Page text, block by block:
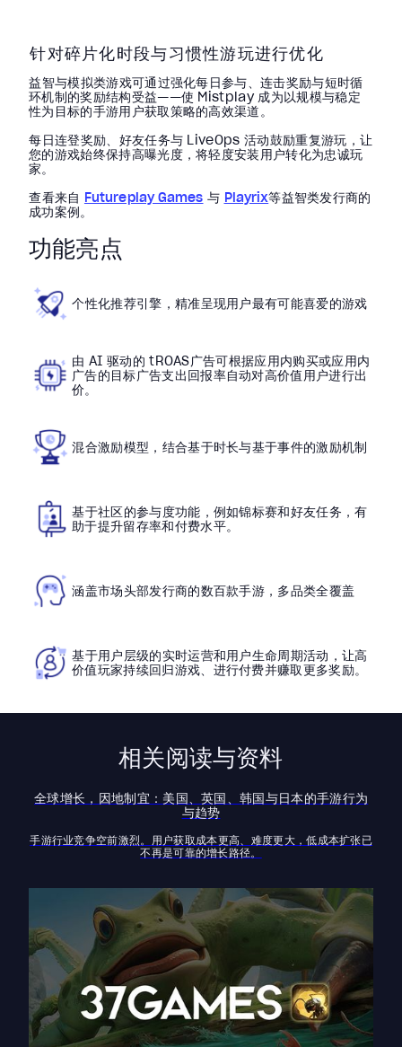
针对碎片化时段与习惯性游玩进行优化
益智与模拟类游戏可通过强化每日参与、连击奖励与短时循
环机制的奖励结构受益——使 Mistplay 成为以规模与稳定
性为目标的手游用户获取策略的高效渠道。
每日连登奖励、好友任务与 LiveOps 活动鼓励重复游玩，让
您的游戏始终保持高曝光度，将轻度安装用户转化为忠诚玩
家。
查看来自 Futureplay Games 与 Playrix等益智类发行商的
成功案例。
功能亮点
个性化推荐引擎，精准呈现用户最有可能喜爱的游戏
由 AI 驱动的 tROAS广告可根据应用内购买或应用内
广告的目标广告支出回报率自动对高价值用户进行出
价。
混合激励模型，结合基于时长与基于事件的激励机制
基于社区的参与度功能，例如锦标赛和好友任务，有
助于提升留存率和付费水平。
涵盖市场头部发行商的数百款手游，多品类全覆盖
基于用户层级的实时运营和用户生命周期活动，让高
价值玩家持续回归游戏、进行付费并赚取更多奖励。
相关阅读与资料
全球增长，因地制宜：美国、英国、韩国与日本的手游行为
与趋势
手游行业竞争空前激烈。用户获取成本更高、难度更大，低成本扩张已
不再是可靠的增长路径。